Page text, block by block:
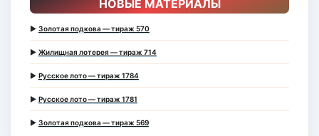
НОВЫЕ МАТЕРИАЛЫ
► Золотая подкова — тираж 570
► Жилищная лотерея — тираж 714
► Русское лото — тираж 1784
► Русское лото — тираж 1781
► Золотая подкова — тираж 569